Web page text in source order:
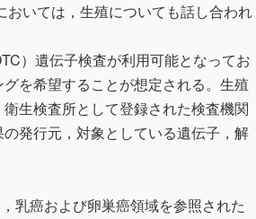
いては，生殖についても話し合われ
）遺伝子検査が利用可能となってお
を希望することが想定される。生殖
生検査所として登録された検査機関
発行元，対象としている遺伝子，解
乳癌および卵巣癌領域を参照された